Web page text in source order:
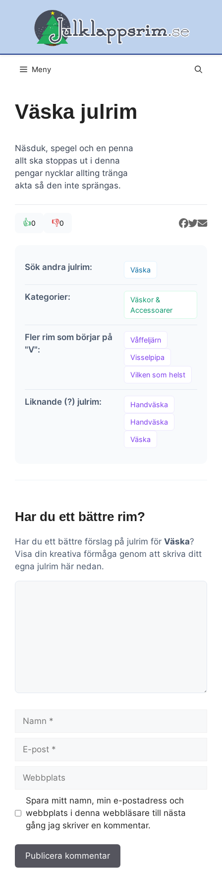
Meny
Väska julrim
Näsduk, spegel och en penna
allt ska stoppas ut i denna
pengar nycklar allting tränga
akta så den inte sprängas.
👍0 👎0
Sök andra julrim: Väska
Kategorier:
Väskor &
Accessoarer
Fler rim som börjar på
"V":
Våffeljärn
Visselpipa
Vilken som helst
Liknande (?) julrim: Handväska
Handväska
Väska
Har du ett bättre rim?
Har du ett bättre förslag på julrim för Väska?
Visa din kreativa förmåga genom att skriva ditt
egna julrim här nedan.
Kommentar
post
Spara mitt namn, min e-postadress och
webbplats i denna webbläsare till nästa
gång jag skriver en kommentar.